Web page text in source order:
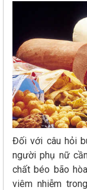
Đối với câu hỏi
người phụ nữ
chất béo bão
viêm nhiễm